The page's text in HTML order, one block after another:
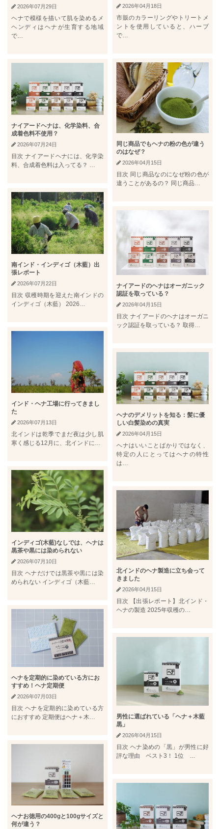
2026年07月29日
ヘナで模様を描いて肌を染めるメ
ヘンディはヘナが生育する地域
で…
ナイアードヘナは、化学染料、合
成着色料不使用？
2026年07月24日
目次 ナイアードヘナには、化学染
料、合成着色料は入ってる？ …
南インド・インディゴ（木藍）出
張レポート
2026年07月22日
目次 収穫時期を迎えた南インドの
インディゴ（木藍） 2026…
インド・ヘナ工場に行ってきまし
た
2026年07月13日
北インドは乾季でまだ夜は少し肌
寒く感じる12月に、北インドに…
インディゴ(木藍)なしでは、ヘナは
黒茶や黒には染められない
2026年07月10日
目次 ヘナだけでは黒茶や黒には染
められない インディゴ（木藍…
ヘナを定期的に染めている方にお
すすめ！ヘナ定期便
2026年07月03日
目次 ヘナを定期的に染めている方
におすすめ 定期便はヘナ＋木…
ヘナお徳用の400gと100gサイズと
何が違う？
2026年04月18日
市販のカラーリングやトリートメ
ントを使用していると、ハーブ
で…
同じ商品でもヘナの粉の色が違う
のはなぜ？
2026年04月15日
目次 同じ商品なのになぜ粉の色が
違うことがあるの？ 同じ商品…
ナイアードのヘナはオーガニック
認証を取っている？
2026年04月15日
目次 ナイアードのヘナはオーガニ
ック認証を取っている？ 取得…
ヘナのデメリットを知る：髪に優
しい白髪染めの真実
2026年04月15日
ヘナはいいことばかりではなく、
特定の人にとってはヘナの特性
は…
北インドのヘナ製造に立ち会って
きました
2026年04月15日
目次 【出張レポート】北インド・
ヘナの製造 2025年収穫の…
男性に選ばれている「ヘナ＋木藍
黒」
2026年04月15日
目次 ヘナ染めの「黒」が男性に好
評な理由 ベスト3！ 1位 …